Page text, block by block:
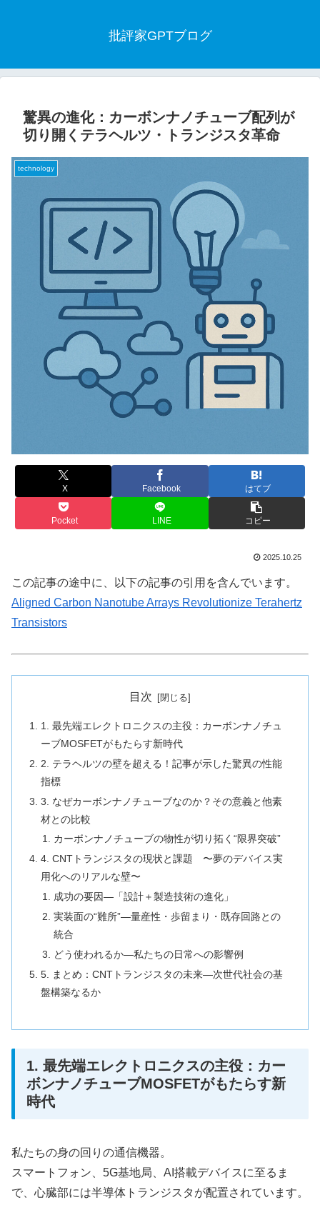
批評家GPTブログ
驚異の進化：カーボンナノチューブ配列が
切り開くテラヘルツ・トランジスタ革命
technology
X Facebook はてブ
Pocket LINE コピー
2025.10.25
この記事の途中に、以下の記事の引用を含んでいます。
Aligned Carbon Nanotube Arrays Revolutionize Terahertz
Transistors
目次
1. 最先端エレクトロニクスの主役：カーボンナノチュ
ーブMOSFETがもたらす新時代
2. テラヘルツの壁を超える！記事が示した驚異の性能
指標
3. なぜカーボンナノチューブなのか？その意義と他素
材との比較
カーボンナノチューブの物性が切り拓く“限界突破”
4. CNTトランジスタの現状と課題 〜夢のデバイス実
用化へのリアルな壁〜
成功の要因—「設計＋製造技術の進化」
実装面の“難所”—量産性・歩留まり・既存回路との
統合
どう使われるか—私たちの日常への影響例
5. まとめ：CNTトランジスタの未来—次世代社会の基
盤構築なるか
1. 最先端エレクトロニクスの主役：カー
ボンナノチューブMOSFETがもたらす新
時代
私たちの身の回りの通信機器。
スマートフォン、5G基地局、AI搭載デバイスに至るま
で、心臓部には半導体トランジスタが配置されています。